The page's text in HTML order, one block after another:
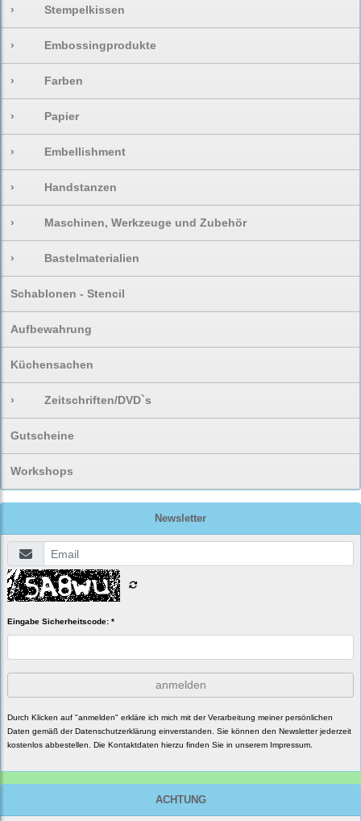
› Stempelkissen
› Embossingprodukte
› Farben
› Papier
› Embellishment
› Handstanzen
› Maschinen, Werkzeuge und Zubehör
› Bastelmaterialien
Schablonen - Stencil
Aufbewahrung
Küchensachen
› Zeitschriften/DVD`s
Gutscheine
Workshops
Newsletter
Eingabe Sicherheitscode: *
anmelden
Durch Klicken auf "anmelden" erkläre ich mich mit der Verarbeitung meiner persönlichen
Daten gemäß der Datenschutzerklärung einverstanden. Sie können den Newsletter jederzeit
kostenlos abbestellen. Die Kontaktdaten hierzu finden Sie in unserem Impressum.
ACHTUNG